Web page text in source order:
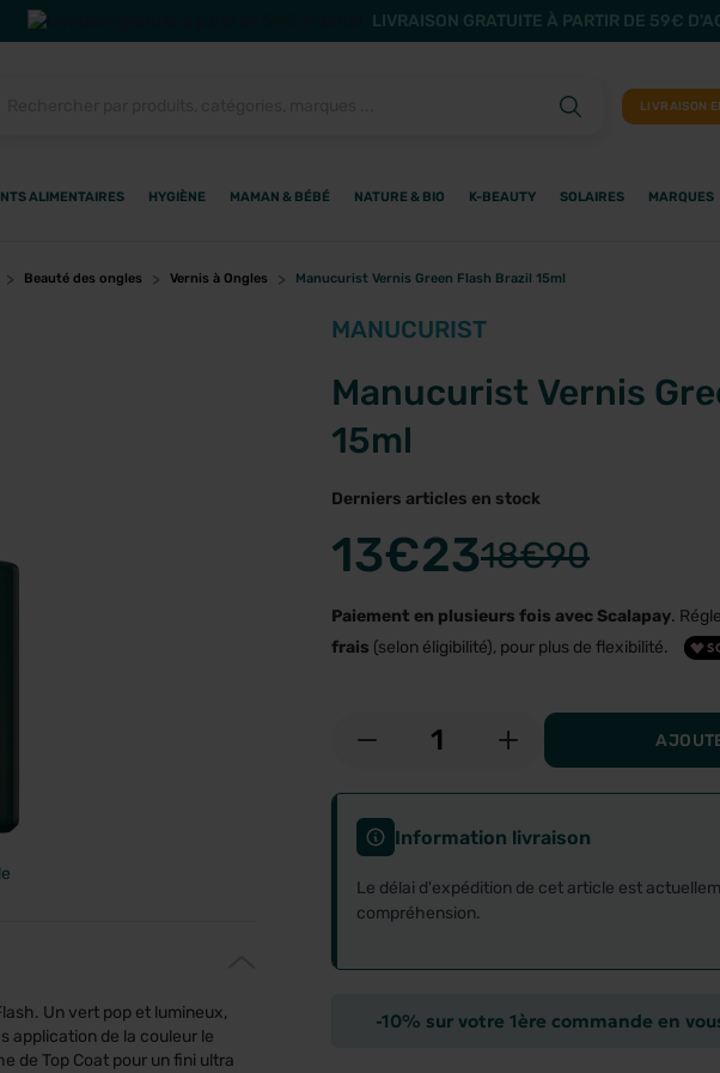
LIVRAISON GRATUITE À PARTIR DE 59€
LIVRAISON
ALIMENTAIRES HYGIÈNE MAMAN & BÉBÉ NATURE & BIO K-BEAUTY SOLAIRES MARQUES
Beauté des ongles Vernis à Ongles Manucurist Vernis Green Flash Brazil 15ml
MANUCURIST
Manucurist Vernis
15ml
Derniers articles en stock
13€2318€90
Paiement en plusieurs fois avec Scalapay.
frais (selon éligibilité), pour plus de flexibilité.
- +
Information livraison
Le délai d'expédition de cet article est
compréhension.
-10% sur votre 1ère commande en
Un vert pop et lumineux,
application de la couleur le
de Top Coat pour un fini ultra